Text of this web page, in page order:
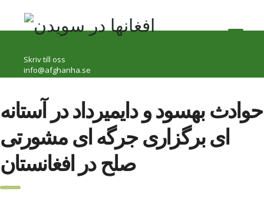
Skriv till oss
info@afghanha.se
حوادث بهسود و دایمیرداد در آستانه
ای برگزاری جرگه ای مشورتی
صلح در افغانستان